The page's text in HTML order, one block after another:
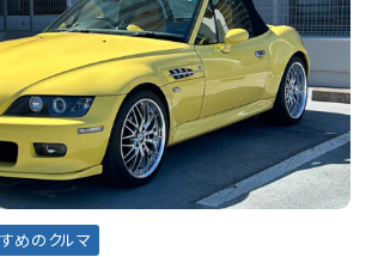
めのクルマ